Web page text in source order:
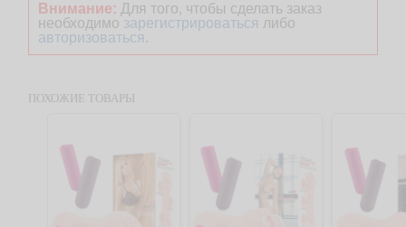
Внимание: Для того, чтобы сделать заказ
необходимо зарегистрироваться либо
авторизоваться .
ПОХОЖИЕ ТОВАРЫ